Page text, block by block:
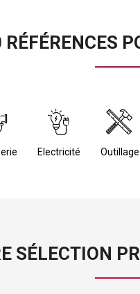
Electricité Outillage
SÉLECTION